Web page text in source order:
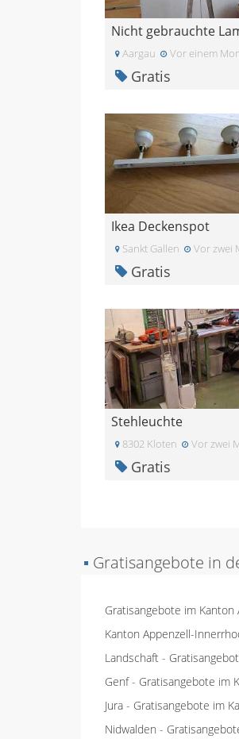
Aargau Vor einem
Gratis
Ikea Deckenspot
Sankt Gallen Vor zwei
Gratis
Stehleuchte
8302 Kloten Vor zwei
Gratis
▪ Gratisangebote in
Gratisangebote im Kanton
Kanton Appenzell-
Landschaft -
Genf- Gratisangebote im
Jura - Gratisangebote im
Nidwalden -